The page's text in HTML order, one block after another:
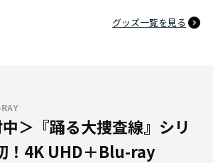
グッズ一覧を見る
＞『踊る大捜査線』シリ
！4K UHD＋Blu-ray